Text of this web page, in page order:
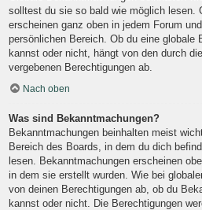
solltest du sie so bald wie möglich lesen.
erscheinen ganz oben in jedem Forum
persönlichen Bereich. Ob du eine globale
kannst oder nicht, hängt von den durch
vergebenen Berechtigungen ab.
Nach oben
Was sind Bekanntmachungen?
Bekanntmachungen beinhalten meist
Bereich des Boards, in dem du dich
lesen. Bekanntmachungen erscheinen
in dem sie erstellt wurden. Wie bei
von deinen Berechtigungen ab, ob du
kannst oder nicht. Die Berechtigungen